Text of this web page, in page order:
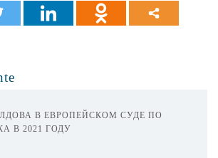
В ЕВРОПЕЙСКОМ СУДЕ ПО
В 2021 ГОДУ